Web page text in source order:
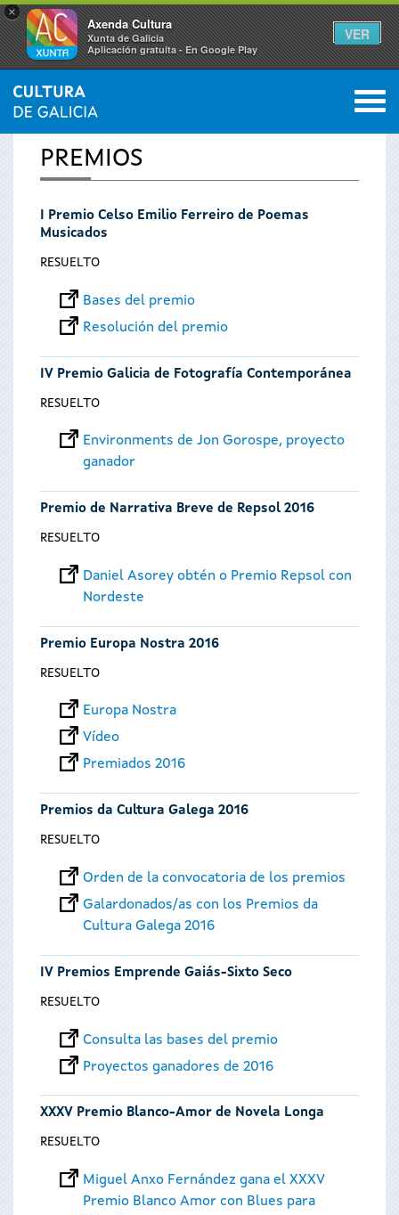
×
Axenda Cultura
Xunta de Galicia
Aplicación gratuíta - En Google Play
VER
Se
encuentra
usted
aquí
INICIO 0
PREMIOS
I Premio Celso Emilio Ferreiro de Poemas
Musicados
RESUELTO
Bases del premio
Resolución del premio
IV Premio Galicia de Fotografía Contemporánea
RESUELTO
Environments de Jon Gorospe, proyecto
ganador
Premio de Narrativa Breve de Repsol 2016
RESUELTO
Daniel Asorey obtén o Premio Repsol con
Nordeste
Premio Europa Nostra 2016
RESUELTO
Europa Nostra
Vídeo
Premiados 2016
Premios da Cultura Galega 2016
RESUELTO
Orden de la convocatoria de los premios
Galardonados/as con los Premios da
Cultura Galega 2016
IV Premios Emprende Gaiás-Sixto Seco
RESUELTO
Consulta las bases del premio
Proyectos ganadores de 2016
XXXV Premio Blanco-Amor de Novela Longa
RESUELTO
Miguel Anxo Fernández gana el XXXV
Premio Blanco Amor con Blues para